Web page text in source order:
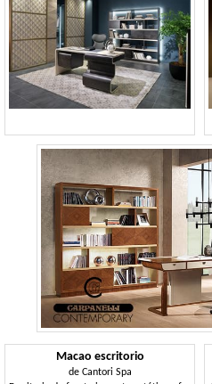
Macao escritorio
de Cantori Spa